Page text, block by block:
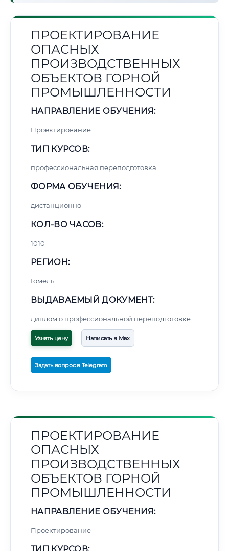
ПРОЕКТИРОВАНИЕ
ОПАСНЫХ
ПРОИЗВОДСТВЕННЫХ
ОБЪЕКТОВ ГОРНОЙ
ПРОМЫШЛЕННОСТИ
НАПРАВЛЕНИЕ ОБУЧЕНИЯ:
Проектирование
ТИП КУРСОВ:
профессиональная переподготовка
ФОРМА ОБУЧЕНИЯ:
дистанционно
КОЛ-ВО ЧАСОВ:
1010
РЕГИОН:
Гомель
ВЫДАВАЕМЫЙ ДОКУМЕНТ:
диплом о профессиональной переподготовке
Узнать цену Написать в Max
Задать вопрос в Telegram
ПРОЕКТИРОВАНИЕ
ОПАСНЫХ
ПРОИЗВОДСТВЕННЫХ
ОБЪЕКТОВ ГОРНОЙ
ПРОМЫШЛЕННОСТИ
НАПРАВЛЕНИЕ ОБУЧЕНИЯ:
Проектирование